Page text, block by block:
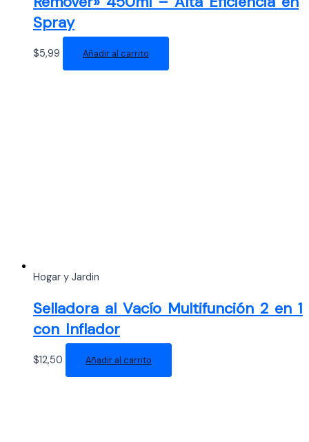
Spray
$5,99 Añadir al carrito
Hogar y Jardin
Selladora al Vacío Multifunción 2 en 1
con Inflador
$12,50 Añadir al carrito